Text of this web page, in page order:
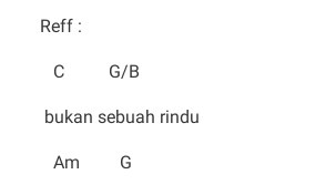
Reff :
C G/B
bukan sebuah rindu
Am G